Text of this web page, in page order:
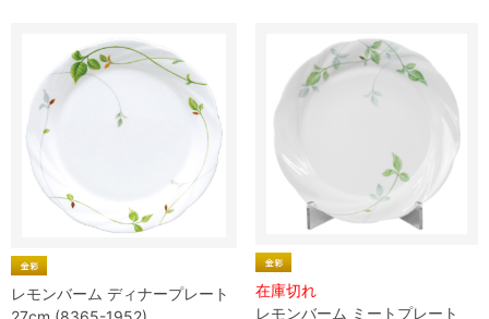
レモンバーム ディナープレート
在庫切れ
レモンバーム ミートプレート